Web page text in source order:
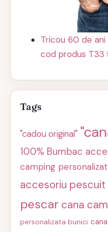
Tricou 60 de
cod produs T33
Tags
"cadou original"
100% Bumbac
camping
accesoriu pescuit
pescar cana
personalizata bunici